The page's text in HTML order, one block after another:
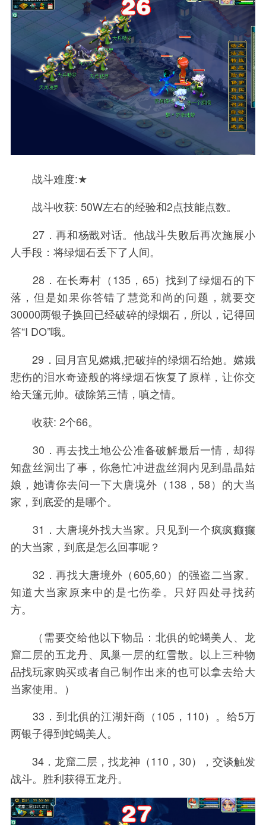
战斗难度:★
战斗收获: 50W左右的经验和2点技能点数。
27．再和杨戬对话。他战斗失败后再次施展小
人手段：将绿烟石丢下了人间。
28．在长寿村（135，65）找到了绿烟石的下
落，但是如果你答错了慧觉和尚的问题，就要交
30000两银子换回已经破碎的绿烟石，所以，记得回
答“I DO”哦。
29．回月宫见嫦娥,把破掉的绿烟石给她。嫦娥
悲伤的泪水奇迹般的将绿烟石恢复了原样，让你交
给天篷元帅。破除第三情，嗔之情。
收获: 2个66。
30．再去找土地公公准备破解最后一情，却得
知盘丝洞出了事，你急忙冲进盘丝洞内见到晶晶姑
娘，她请你去问一下大唐境外（138，58）的大当
家，到底爱的是哪个。
31．大唐境外找大当家。只见到一个疯疯癫癫
的大当家，到底是怎么回事呢？
32．再找大唐境外（605,60）的强盗二当家。
知道大当家原来中的是七伤拳。只好四处寻找药
方。
（需要交给他以下物品：北俱的蛇蝎美人、龙
窟二层的五龙丹、凤巢一层的红雪散。以上三种物
品找玩家购买或者自己制作出来的也可以拿去给大
当家使用。）
33．到北俱的江湖奸商（105，110）。给5万
两银子得到蛇蝎美人。
34．龙窟二层，找龙神（110，30），交谈触发
战斗。胜利获得五龙丹。